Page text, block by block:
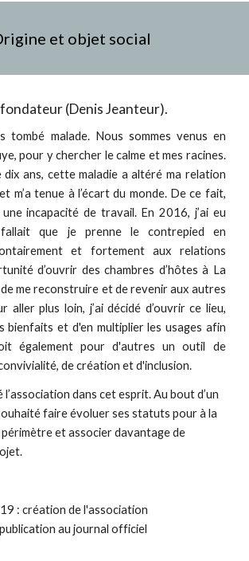
et objet social
(Denis Jeanteur).
tombé malade. Nous sommes venus en
pour y chercher le calme et mes racines.
dix ans, cette maladie a altéré ma relation
m’a tenue à l’écart du monde. De ce fait,
une incapacité de travail. En 2016, j’ai eu
fallait que je prenne le contrepied en
et fortement aux relations
d’ouvrir des chambres d’hôtes à La
de me reconstruire et de revenir aux autres
aller plus loin, j’ai décidé d’ouvrir ce lieu,
bienfaits et d'en multiplier les usages afin
également pour d'autres un outil de
de création et d'inclusion.
dans cet esprit. Au bout d’un
faire évoluer ses statuts pour à la
et associer davantage de
: création de l'association
au journal officiel